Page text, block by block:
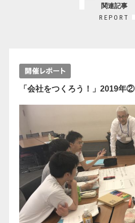
関連記事
REPORT
「会社をつくろう！」2019年②